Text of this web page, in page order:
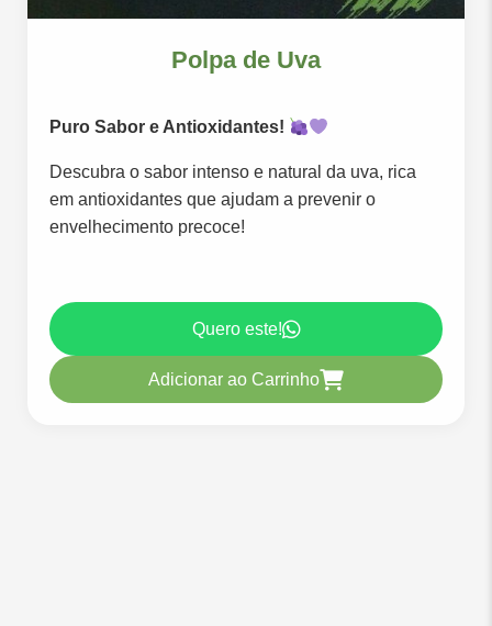
Polpa de Uva
Puro Sabor e Antioxidantes!
Descubra o sabor intenso e natural da uva, rica
em antioxidantes que ajudam a prevenir o
envelhecimento precoce!
Quero este!
Adicionar ao Carrinho